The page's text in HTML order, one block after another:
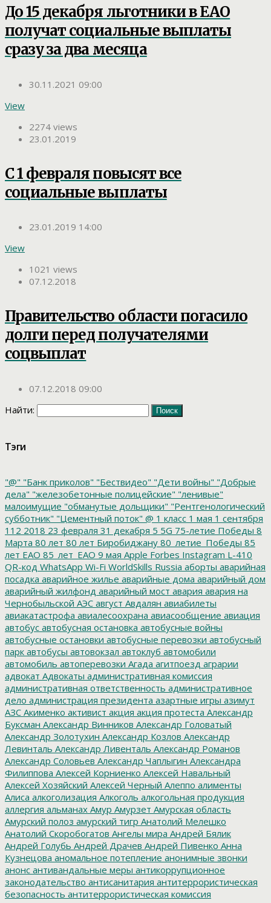
До 15 декабря льготники в ЕАО
получат социальные выплаты
сразу за два месяца
30.11.2021 09:00
View
2274 views
23.01.2019
С 1 февраля повысят все
социальные выплаты
23.01.2019 14:00
View
1021 views
07.12.2018
Правительство области погасило
долги перед получателями
соцвыплат
07.12.2018 09:00
Найти:
Тэги
"@" "Банк приколов" "Бествидео" "Дети войны" "Добрые
дела" "железобетонные полицейские" "ленивые"
малоимущие "обманутые дольщики" "Рентгенологический
субботник" "Цементный поток" @ 1 класс 1 мая 1 сентября
112 2018 23 февраля 31 декабря 5 5G 75-летие Победы 8
Марта 80 лет 80 лет Биробиджану 80_летие_Победы 85
лет ЕАО 85_лет_ЕАО 9 мая Apple Forbes Instagram L-410
QR-код WhatsApp Wi-Fi WorldSkills Russia аборты аварийная
посадка аварийное жилье аварийные дома аварийный дом
аварийный жилфонд аварийный мост авария авария на
Чернобыльской АЭС август Авдалян авиабилеты
авиакатастрофа авиалесоохрана авиасообщение авиация
автобус автобусная остановка автобусные войны
автобусные остановки автобусные перевозки автобусный
парк автобусы автовокзал автоклуб автомобили
автомобиль автоперевозки Агада агитпоезд аграрии
адвокат Адвокаты административная комиссия
административная ответственность административное
дело администрация президента азартные игры азимут
АЗС Акименко активист акция акция протеста Александр
Буксман Александр Винников Александр Головатый
Александр Золотухин Александр Козлов Александр
Левинталь Александр Ливенталь Александр Романов
Александр Соловьев Александр Чаплыгин Александра
Филиппова Алексей Корниенко Алексей Навальный
Алексей Хозяйский Алексей Черный Алеппо алименты
Алиса алкоголизация Алкоголь алкогольная продукция
аллергия альманах Амур Амурзет Амурская область
Амурский полоз амурский тигр Анатолий Мелешко
Анатолий Скоробогатов Ангелы мира Андрей Бялик
Андрей Голубь Андрей Драчев Андрей Пивенко Анна
Кузнецова аномальное потепление анонимные звонки
анонс антивандальные меры антикоррупционное
законодательство антисанитария антитеррористическая
безопасность антитеррористическая комиссия